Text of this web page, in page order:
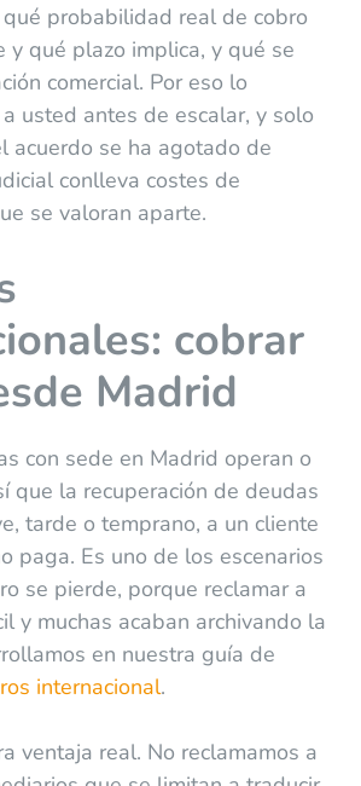
probabilidad real de cobro
y qué plazo implica, y qué se
comercial. Por eso lo
usted antes de escalar, y solo
acuerdo se ha agotado de
conlleva costes de
se valoran aparte.
cobrar
Madrid
con sede en Madrid operan o
que la recuperación de deudas
tarde o temprano, a un cliente
paga. Es uno de los escenarios
se pierde, porque reclamar a
y muchas acaban archivando la
en nuestra guía de
internacional.
ventaja real. No reclamamos a